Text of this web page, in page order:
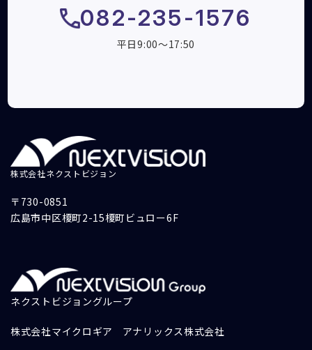
082-235-1576
平日9:00～17:50
株式会社ネクストビジョン
〒730-0851
広島市中区榎町2-15榎町ビュロー6F
ネクストビジョングループ
株式会社マイクロギア アナリックス株式会社